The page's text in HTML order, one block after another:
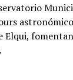
Elqui,